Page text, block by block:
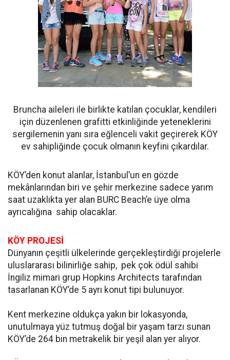
Bruncha aileleri ile birlikte katılan çocuklar, kendileri
için düzenlenen grafitti etkinliğinde yeteneklerini
sergilemenin yanı sıra eğlenceli vakit geçirerek KÖY
ev sahipliğinde çocuk olmanın keyfini çıkardılar.
KÖY’den konut alanlar, İstanbul’un en gözde
mekânlarından biri ve şehir merkezine sadece yarım
saat uzaklıkta yer alan BURC Beach’e üye olma
ayrıcalığına sahip olacaklar.
KÖY PROJESİ
Dünyanın çeşitli ülkelerinde gerçekleştirdiği projelerle
uluslararası bilinirliğe sahip, pek çok ödül sahibi
İngiliz mimari grup Hopkins Architects tarafından
tasarlanan KÖY’de 5 ayrı konut tipi bulunuyor.
Kent merkezine oldukça yakın bir lokasyonda,
unutulmaya yüz tutmuş doğal bir yaşam tarzı sunan
KÖY’de 264 bin metrakelik bir yeşil alan yer alıyor.